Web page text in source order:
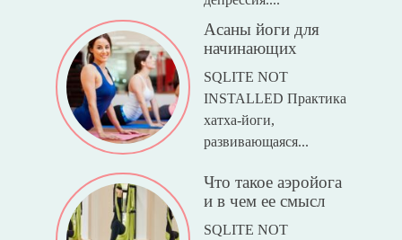
Асаны йоги для
начинающих
SQLITE NOT
INSTALLED Практика
хатха-йоги,
развивающаяся...
Что такое аэройога
и в чем ее смысл
SQLITE NOT